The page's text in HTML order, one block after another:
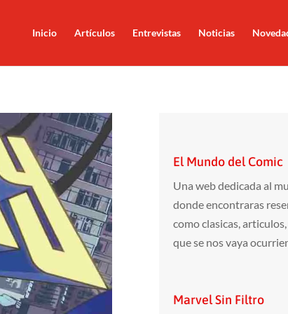
Inicio Artículos Entrevistas Noticias
El Mundo del Comic
Una web dedicada al
donde encontraras
como clasicas,
que se nos vaya
Marvel Sin Filtro